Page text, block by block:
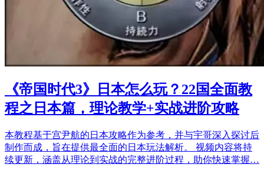
《帝国时代3》日本怎么玩？22国全面教
程之日本篇，理论教学+实战进阶攻略
本教程基于宫尹航的日本攻略作为参考，并与宇哥深入探讨后
制作而成，旨在提供最全面的日本玩法解析。 视频内容将持
续更新，涵盖从理论到实战的完整进阶过程，助你快速掌握…